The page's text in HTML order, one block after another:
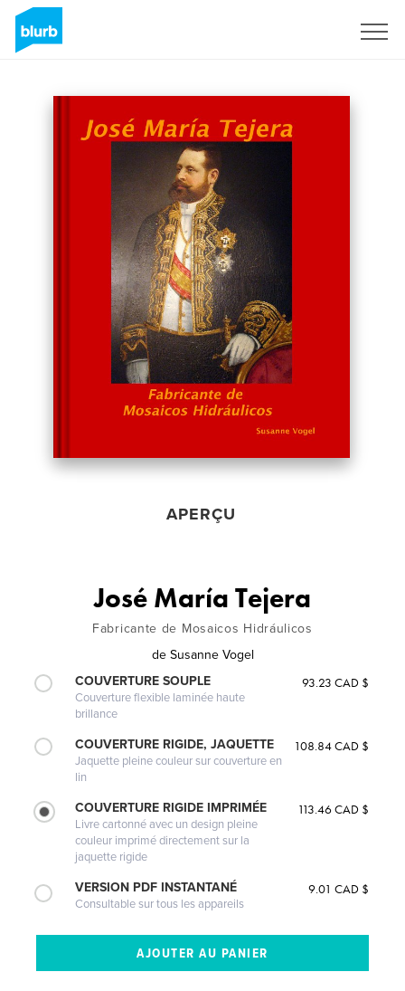
APERÇU
José María Tejera
Fabricante de Mosaicos Hidráulicos
de Susanne Vogel
COUVERTURE SOUPLE
Couverture flexible laminée haute
brillance
93.23 CAD $
COUVERTURE RIGIDE, JAQUETTE
Jaquette pleine couleur sur couverture en
lin
108.84 CAD $
COUVERTURE RIGIDE IMPRIMÉE
Livre cartonné avec un design pleine
couleur imprimé directement sur la
jaquette rigide
113.46 CAD $
VERSION PDF INSTANTANÉ
Consultable sur tous les appareils
9.01 CAD $